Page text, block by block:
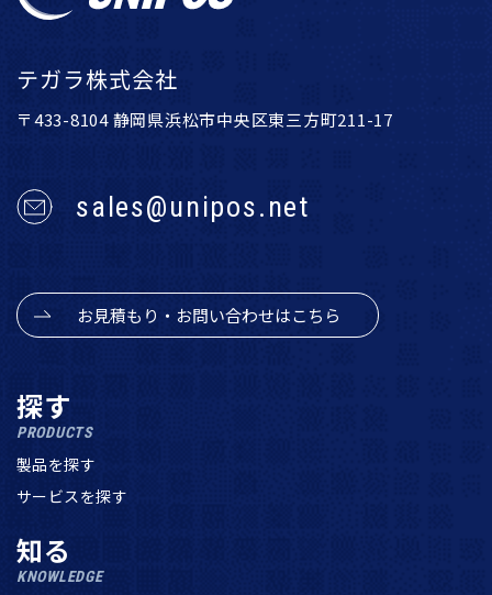
テガラ株式会社
〒433-8104 静岡県浜松市中央区東三方町211-17
sales@unipos.net
お見積もり・お問い合わせはこちら
探す
PRODUCTS
製品を探す
サービスを探す
知る
KNOWLEDGE